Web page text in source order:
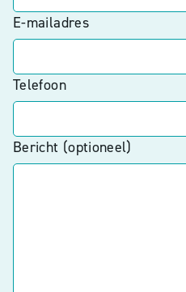
E-mailadres
Telefoon
Bericht (optioneel)